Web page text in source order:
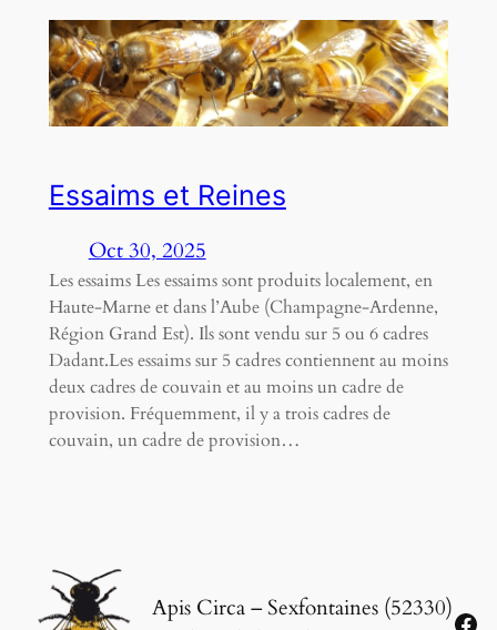
Essaims et Reines
Oct 30, 2025
Les essaims Les essaims sont produits localement, en
Haute-Marne et dans l’Aube (Champagne-Ardenne,
Région Grand Est). Ils sont vendu sur 5 ou 6 cadres
Dadant.Les essaims sur 5 cadres contiennent au moins
deux cadres de couvain et au moins un cadre de
provision. Fréquemment, il y a trois cadres de
couvain, un cadre de provision…
Apis Circa – Sexfontaines (52330)